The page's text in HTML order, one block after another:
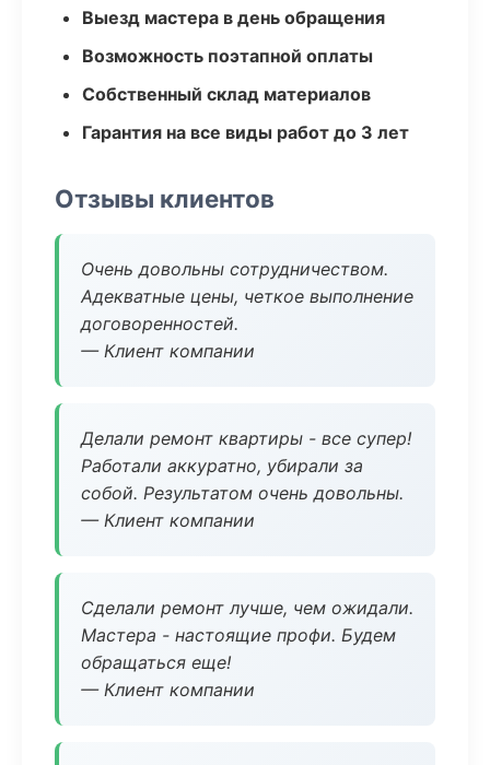
Выезд мастера в день обращения
Возможность поэтапной оплаты
Собственный склад материалов
Гарантия на все виды работ до 3 лет
Отзывы клиентов
Очень довольны сотрудничеством.
Адекватные цены, четкое выполнение
договоренностей.
— Клиент компании
Делали ремонт квартиры - все супер!
Работали аккуратно, убирали за
собой. Результатом очень довольны.
— Клиент компании
Сделали ремонт лучше, чем ожидали.
Мастера - настоящие профи. Будем
обращаться еще!
— Клиент компании